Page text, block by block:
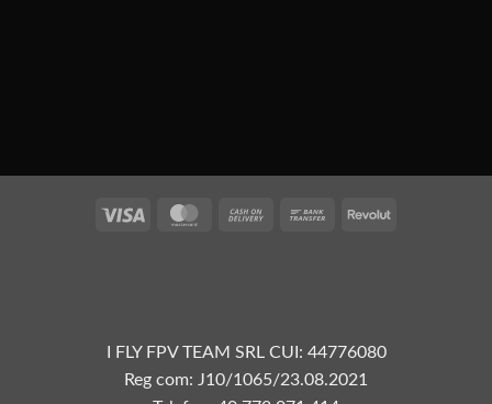
Vize MasterCardPlata
Transfer Revolut
I FLY FPV TEAM SRL CUI: 44776080
Reg com: J10/1065/23.08.2021